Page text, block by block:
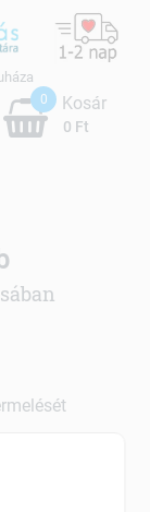
0
0 Ft
Kosár